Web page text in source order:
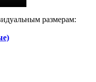
размерам: